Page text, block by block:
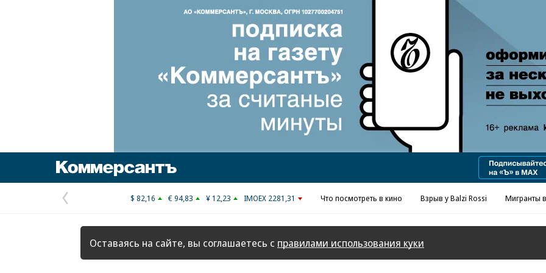
Реклама в «Ъ» www.kommersant.ru/ad
Предыдущая
страница
$ 82,16 € 94,83 ¥ 12,23 IMOEX 2281,31 Что посмотреть в кино Взрыв у Balzi Rossi Мигранты
Оставаясь на сайте, вы соглашаетесь с правилами использования куки